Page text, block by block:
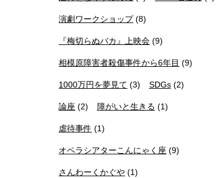
演劇ワークショップ(8)
『梅切らぬバカ』上映会 (9)
相模原障害者殺傷事件から6年目 (9)
1000万円を夢見て (3) SDGs(2)
論座 (2) 障がいと生きる (1)
虐待事件 (1)
オペラシアターこんにゃく座 (9)
さんわーくかぐや (1)